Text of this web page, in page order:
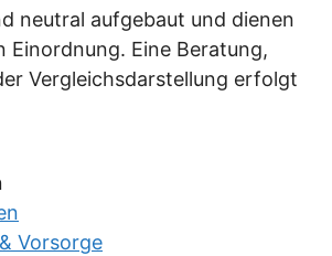
neutral aufgebaut und dienen
Einordnung. Eine Beratung,
Vergleichsdarstellung erfolgt
Vorsorge